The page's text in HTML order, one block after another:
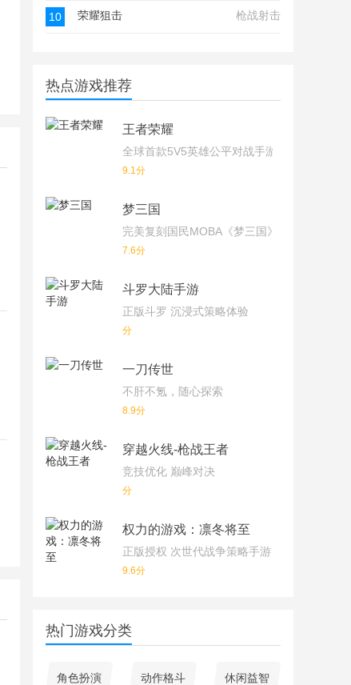
10 荣耀狙击 枪战射击
热点游戏推荐
王者荣耀
全球首款5V5英雄公平对战手游
9.1分
梦三国
完美复刻国民MOBA《梦三国》端游！
7.6分
斗罗大陆手游
正版斗罗 沉浸式策略体验
分
一刀传世
不肝不氪，随心探索
8.9分
穿越火线-枪战王者
竞技优化 巅峰对决
分
权力的游戏：凛冬将至
正版授权 次世代战争策略手游
9.6分
热门游戏分类
角色扮演 动作格斗 休闲益智